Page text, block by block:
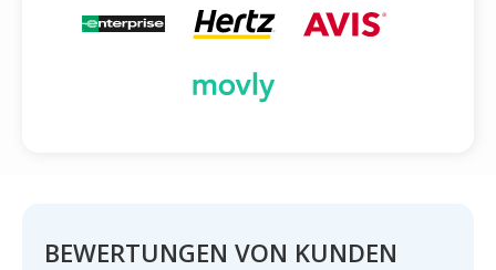
BEWERTUNGEN VON KUNDEN